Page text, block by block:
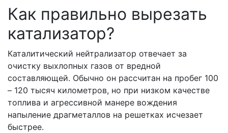
Как правильно вырезать
катализатор?
Каталитический нейтрализатор отвечает за
очистку выхлопных газов от вредной
составляющей. Обычно он рассчитан на пробег 100
– 120 тысяч километров, но при низком качестве
топлива и агрессивной манере вождения
напыление драгметаллов на решетках исчезает
быстрее.